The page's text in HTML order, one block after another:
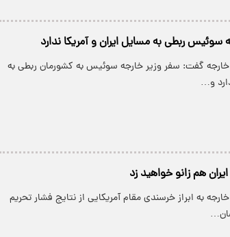
ربطی به مسایل ایران و آمریکا ندارد
خارجه گفت: سفر وزیر خارجه سوئیس به کشورمان ربطی به
و…
هم زانو خواهید زد
به ابراز خرسندی مقام آمریکایی از نتایج فشار تحریم